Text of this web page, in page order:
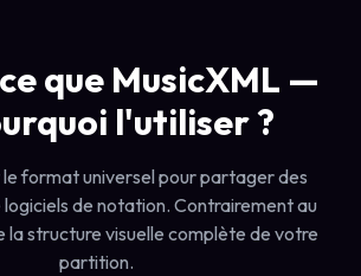
que MusicXML —
l'utiliser ?
le format universel pour partager des
de notation. Contrairement au
la structure visuelle complète de votre
partition.